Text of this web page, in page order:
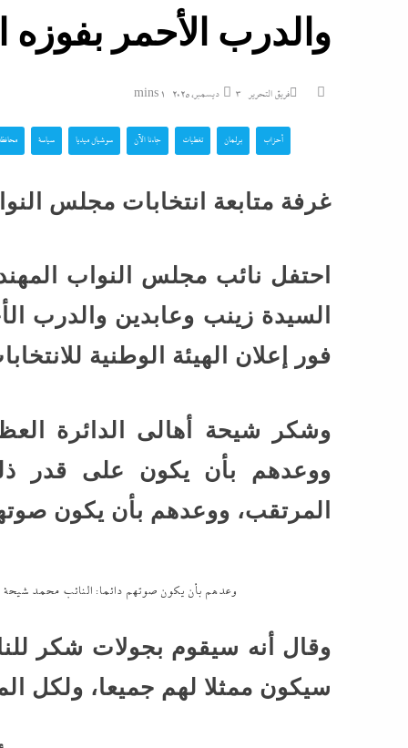
و7 مديرى إدارات: تفاصيل...
مع ترقب حركة
بالداخلية: الرئيس
الشرع يروج للسلام
تزامنا مع توسيعها الاحتلال في...
والدرب الأحمر بفوزه
فريق التحرير 3 ديسمبر، 2025 1 mins
أحزاب برلمان تغطيات جاءنا الآن سوشيال ميديا سياسة
غرفة متابعة انتخابات مجلس
احتفل نائب مجلس النواب
السيدة زينب وعابدين
فور إعلان الهيئة الوطنية
وشكر شيحة أهالى الدائرة
ووعدهم بأن يكون على قدر
المرتقب، ووعدهم بأن يكون
وعدهم بأن يكون صوتهم دائما: النائب محمد شيحة
وقال أنه سيقوم بجولات شكر
سيكون ممثلا لهم جميعا، ولكل